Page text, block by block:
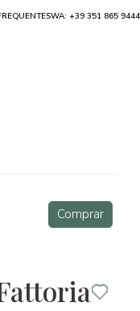
Comprar
WA: +39 351 865 9444